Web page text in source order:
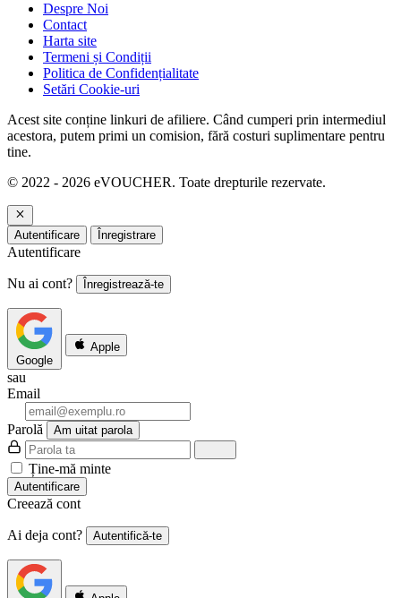
Despre Noi
Contact
Harta site
Termeni și Condiții
Politica de Confidențialitate
Setări Cookie-uri
Acest site conține linkuri de afiliere. Când cumperi prin intermediul
acestora, putem primi un comision, fără costuri suplimentare pentru
tine.
© 2022 - 2026 eVOUCHER. Toate drepturile rezervate.
Autentificare Înregistrare
Autentificare
Nu ai cont? Înregistrează-te
Google
Apple
sau
Email
Parolă Am uitat parola
Ține-mă minte
Autentificare
Creează cont
Ai deja cont? Autentifică-te